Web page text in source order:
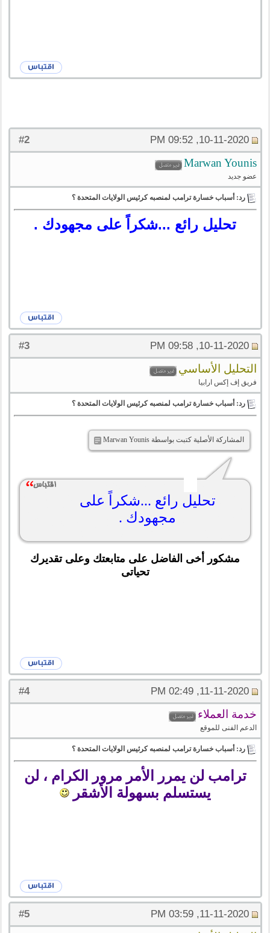
#
2 10-11-2020, 09:52 PM
‪Marwan Younis‬‏
عضو جديد
رد: أسباب خسارة ترامب لمنصبه كرئيس الولايات المتحدة ؟
تحليل رائع ...شكراً على مجهودك .
#
3 10-11-2020, 09:58 PM
التحليل الأساسي
فريق إف إكس ارابيا
رد: أسباب خسارة ترامب لمنصبه كرئيس الولايات المتحدة ؟
المشاركة الأصلية كتبت بواسطة ‪Marwan Younis‬‏
تحليل رائع ...شكراً على
مجهودك .
مشكور أخى الفاضل على متابعتك وعلى تقديرك
تحياتى
#
4 11-11-2020, 02:49 PM
خدمة العملاء
الدعم الفنى للموقع
رد: أسباب خسارة ترامب لمنصبه كرئيس الولايات المتحدة ؟
ترامب لن يمرر الأمر مرور الكرام ، لن
يستسلم بسهولة الأشقر
#
5 11-11-2020, 03:59 PM